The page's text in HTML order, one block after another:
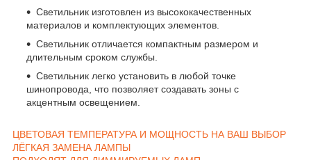
Светильник изготовлен из высококачественных
материалов и комплектующих элементов.
Светильник отличается компактным размером и
длительным сроком службы.
Светильник легко установить в любой точке
шинопровода, что позволяет создавать зоны с
акцентным освещением.
ЦВЕТОВАЯ ТЕМПЕРАТУРА И МОЩНОСТЬ НА ВАШ ВЫБОР
ЛЁГКАЯ ЗАМЕНА ЛАМПЫ